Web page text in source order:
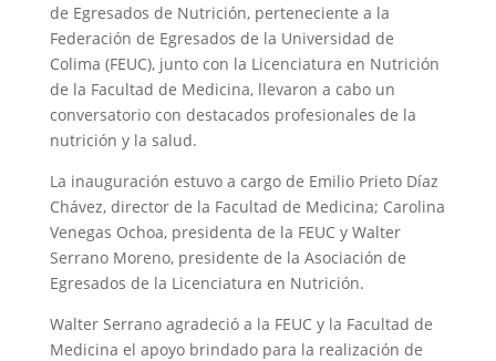
de Egresados de Nutrición, perteneciente a la
Federación de Egresados de la Universidad de
Colima (FEUC), junto con la Licenciatura en Nutrición
de la Facultad de Medicina, llevaron a cabo un
conversatorio con destacados profesionales de la
nutrición y la salud.
La inauguración estuvo a cargo de Emilio Prieto Díaz
Chávez, director de la Facultad de Medicina; Carolina
Venegas Ochoa, presidenta de la FEUC y Walter
Serrano Moreno, presidente de la Asociación de
Egresados de la Licenciatura en Nutrición.
Walter Serrano agradeció a la FEUC y la Facultad de
Medicina el apoyo brindado para la realización de